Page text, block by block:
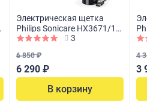
Электрическая щетка
Philips Sonicare HX3671/14
3100 series
3
6 850 ₽
6 290 ₽
В корзину
4
3